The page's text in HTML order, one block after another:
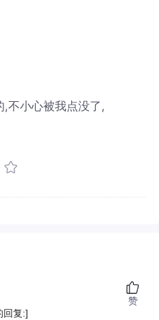
,不小心被我点没了,
回复:]
赞